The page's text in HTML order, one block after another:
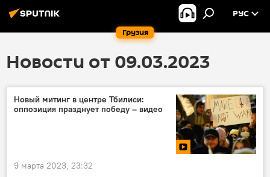
Грузия
РУС
Новости от 09.03.2023
Новый митинг в центре Тбилиси:
оппозиция празднует победу – видео
9 марта 2023, 23:32